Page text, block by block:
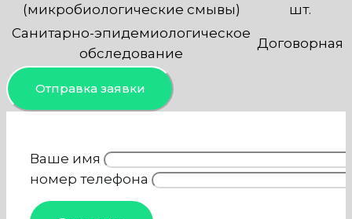
(микробиологические смывы)
шт.
Санитарно-эпидемиологическое
обследование
Договорная
Отправка заявки
Ваше имя
номер телефона